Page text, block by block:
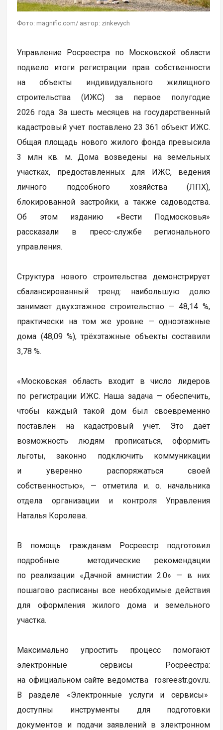
Фото: magnific.com/ автор: zinkevych
Управление Росреестра по Московской области
подвело итоги регистрации прав собственности
на объекты индивидуального жилищного
строительства (ИЖС) за первое полугодие
2026 года. За шесть месяцев на государственный
кадастровый учет поставлено 23 361 объект ИЖС.
Общая площадь нового жилого фонда превысила
3 млн кв. м. Дома возведены на земельных
участках, предоставленных для ИЖС, ведения
личного подсобного хозяйства (ЛПХ),
блокированной застройки, а также садоводства.
Об этом изданию «Вести Подмосковья»
рассказали в пресс-службе регионального
управления.
Структура нового строительства демонстрирует
сбалансированный тренд: наибольшую долю
занимает двухэтажное строительство — 48,14 %,
практически на том же уровне — одноэтажные
дома (48,09 %), трёхэтажные объекты составили
3,78 %.
«Московская область входит в число лидеров
по регистрации ИЖС. Наша задача — обеспечить,
чтобы каждый такой дом был своевременно
поставлен на кадастровый учёт. Это даёт
возможность людям прописаться, оформить
льготы, законно подключить коммуникации
и уверенно распоряжаться своей
собственностью», — отметила и. о. начальника
отдела организации и контроля Управления
Наталья Королева.
В помощь гражданам Росреестр подготовил
подробные методические рекомендации
по реализации «Дачной амнистии 2.0» — в них
пошагово расписаны все необходимые действия
для оформления жилого дома и земельного
участка.
Максимально упростить процесс помогают
электронные сервисы Росреестра:
на официальном сайте ведомства rosreestr.gov.ru.
В разделе «Электронные услуги и сервисы»
доступны инструменты для подготовки
документов и подачи заявлений в электронном